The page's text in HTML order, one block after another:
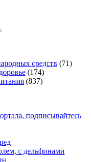
средств (71)
(174)
(837)
подписывайтесь
с дельфинами